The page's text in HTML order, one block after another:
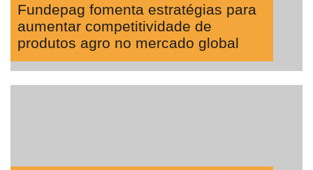
Fundepag fomenta estratégias para
aumentar competitividade de
produtos agro no mercado global